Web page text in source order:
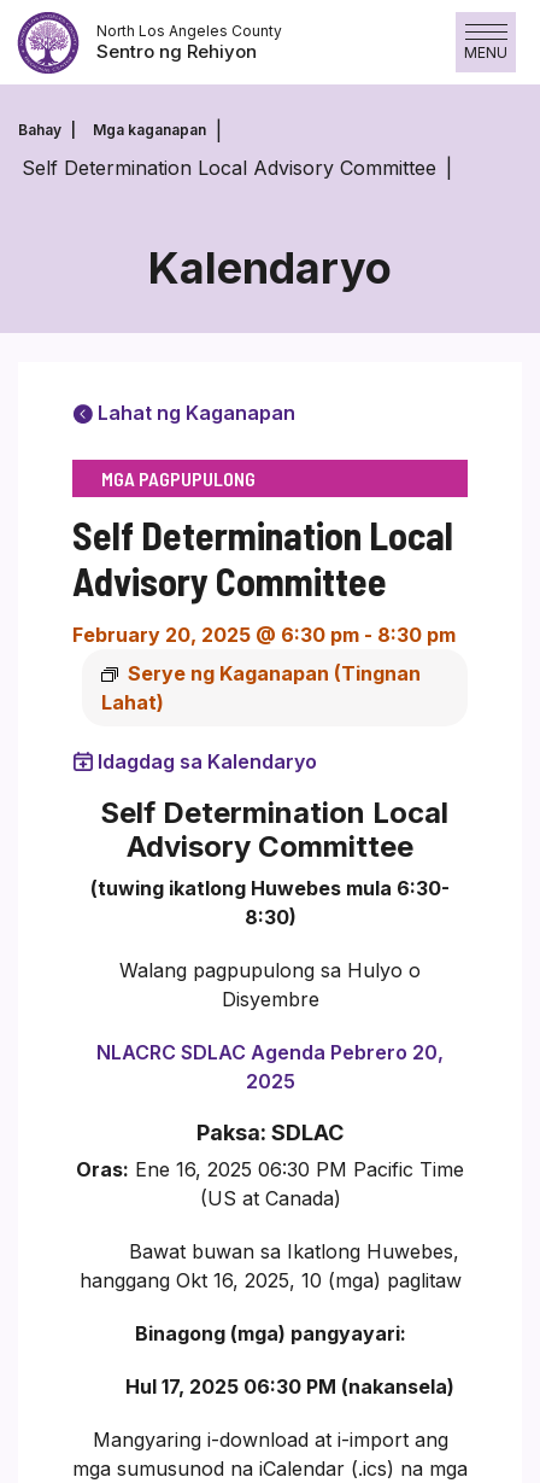
Laktawan
ang
nilalaman
North Los Angeles County
Sentro ng Rehiyon MENU
Bahay Mga kaganapan
Self Determination Local Advisory Committee
Kalendaryo
Lahat ng Kaganapan
MGA PAGPUPULONG
Self Determination Local
Advisory Committee
February 20, 2025 @ 6:30 pm - 8:30 pm
Serye ng Kaganapan (Tingnan
Lahat)
Idagdag sa Kalendaryo
Self Determination Local
Advisory Committee
(tuwing ikatlong Huwebes mula 6:30-
8:30)
Walang pagpupulong sa Hulyo o
Disyembre
NLACRC SDLAC Agenda Pebrero 20,
2025
Paksa: SDLAC
Oras: Ene 16, 2025 06:30 PM Pacific Time
(US at Canada)
Bawat buwan sa Ikatlong Huwebes,
hanggang Okt 16, 2025, 10 (mga) paglitaw
Binagong (mga) pangyayari:
Hul 17, 2025 06:30 PM (nakansela)
Mangyaring i-download at i-import ang
mga sumusunod na iCalendar (.ics) na mga